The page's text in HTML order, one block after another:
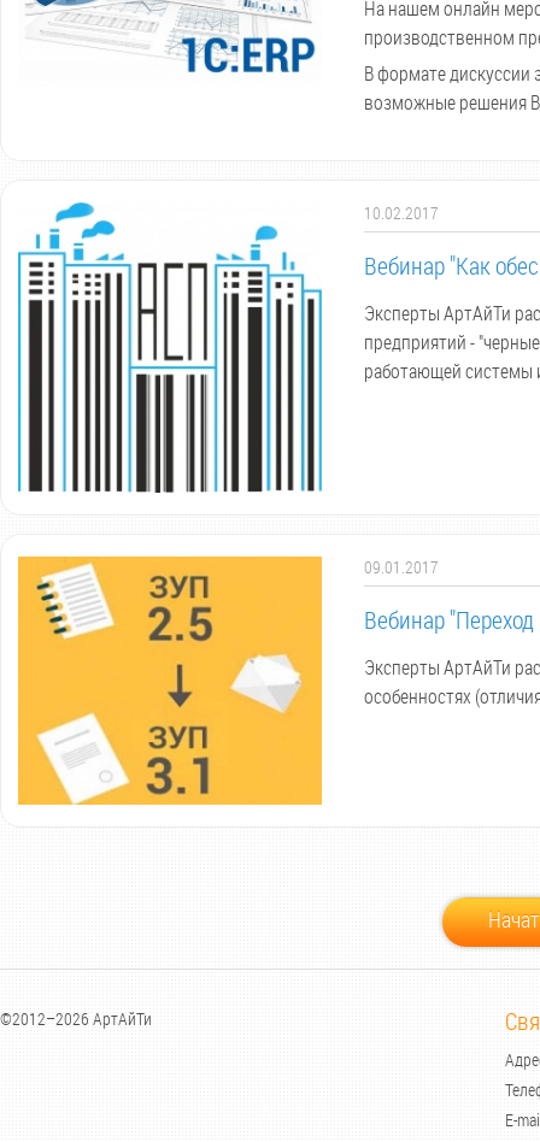
На нашем онлайн
производственном
В формате дискуссии
возможные решения
10.02.2017
Вебинар "Как
Эксперты АртАйТи
предприятий -
работающей системы
09.01.2017
Вебинар
Эксперты АртАйТи
особенностях
©2012–2026 АртАйТи
E-